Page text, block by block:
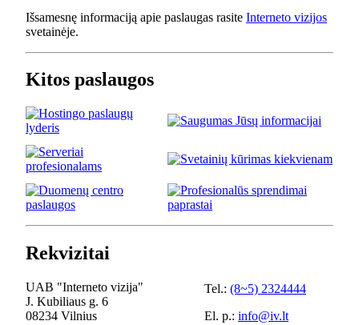
Išsamesnę informaciją apie paslaugas rasite Interneto vizijos
svetainėje.
Kitos paslaugos
Rekvizitai
UAB "Interneto vizija"
J. Kubiliaus g. 6
08234 Vilnius
Tel.: (8~5) 2324444
El. p.: info@iv.lt